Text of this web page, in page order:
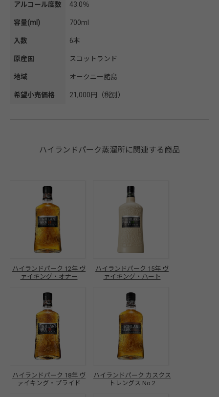
アルコール度数 43.0％
容量(ml) 700ml
入数 6本
原産国 スコットランド
地域 オークニー諸島
希望小売価格 21,000円（税別）
ハイランドパーク蒸溜所に関連する商品
ハイランドパーク 12年 ヴ
ァイキング・オナー
ハイランドパーク 15年 ヴ
ァイキング・ハート
ハイランドパーク 18年 ヴ
ァイキング・プライド
ハイランドパーク カスクス
トレングス No.2